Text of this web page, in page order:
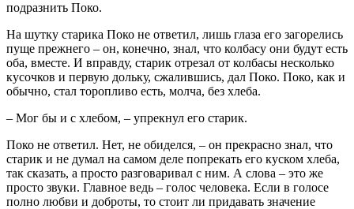
подразнить Поко.
На шутку старика Поко не ответил, лишь глаза его загоре­лись
пуще прежнего – он, конечно, знал, что колбасу они будут есть
оба, вместе. И вправду, старик отрезал от колбасы несколь­ко
кусочков и первую дольку, сжалившись, дал Поко. Поко, как и
обычно, стал торопливо есть, молча, без хлеба.
– Мог бы и с хлебом, – упрекнул его старик.
Поко не ответил. Нет, не обиделся, – он прекрасно знал, что
старик и не думал на самом деле попрекать его куском хлеба,
так сказать, а просто разговаривал с ним. А слова – это же
про­сто звуки. Главное ведь – голос человека. Если в голосе
полно любви и доброты, то стоит ли придавать значение